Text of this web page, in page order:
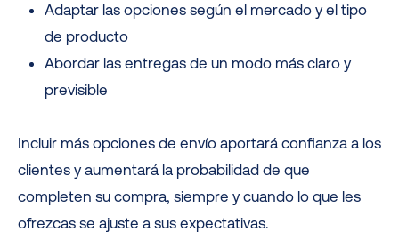
Adaptar las opciones según el mercado y el tipo
de producto
Abordar las entregas de un modo más claro y
previsible
Incluir más opciones de envío aportará confianza a los
clientes y aumentará la probabilidad de que
completen su compra, siempre y cuando lo que les
ofrezcas se ajuste a sus expectativas.